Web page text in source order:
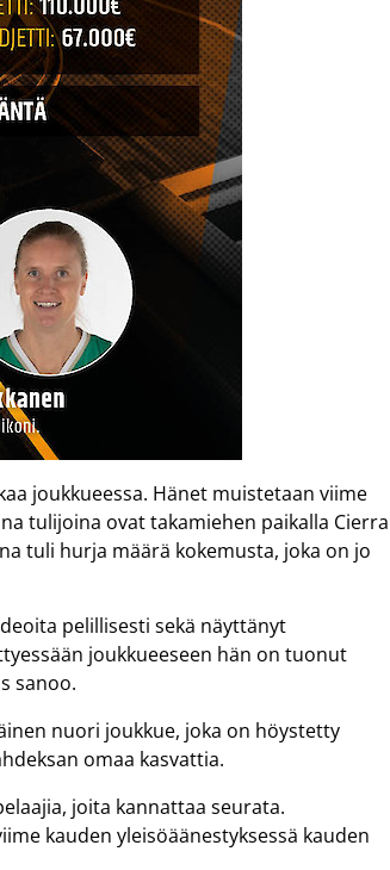
joukkueessa. Hänet muistetaan viime
tulijoina ovat takamiehen paikalla Cierra
tuli hurja määrä kokemusta, joka on jo
pelillisesti sekä näyttänyt
joukkueeseen hän on tuonut
sanoo.
nuori joukkue, joka on höystetty
omaa kasvattia.
joita kannattaa seurata.
kauden yleisöäänestyksessä kauden